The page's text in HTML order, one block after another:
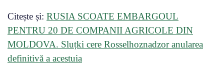
Citește și: RUSIA SCOATE EMBARGOUL
PENTRU 20 DE COMPANII AGRICOLE DIN
MOLDOVA. Sluțki cere Rosselhoznadzor anularea
definitivă a acestuia